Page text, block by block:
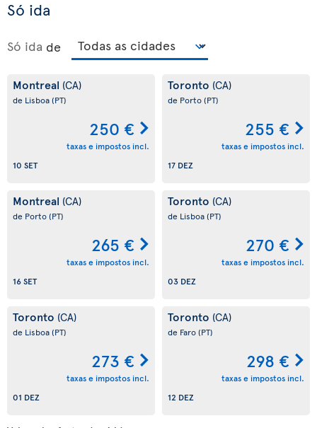
Só ida
Só ida de
Montreal (CA)
de Lisboa(PT)
250 €
taxas e impostos incl.
10 SET
Toronto (CA)
de Porto(PT)
255 €
taxas e impostos incl.
17 DEZ
Montreal (CA)
de Porto(PT)
265 €
taxas e impostos incl.
16 SET
Toronto (CA)
de Lisboa(PT)
270 €
taxas e impostos incl.
03 DEZ
Toronto (CA)
de Lisboa(PT)
273 €
taxas e impostos incl.
01 DEZ
Toronto (CA)
de Faro(PT)
298 €
taxas e impostos incl.
12 DEZ